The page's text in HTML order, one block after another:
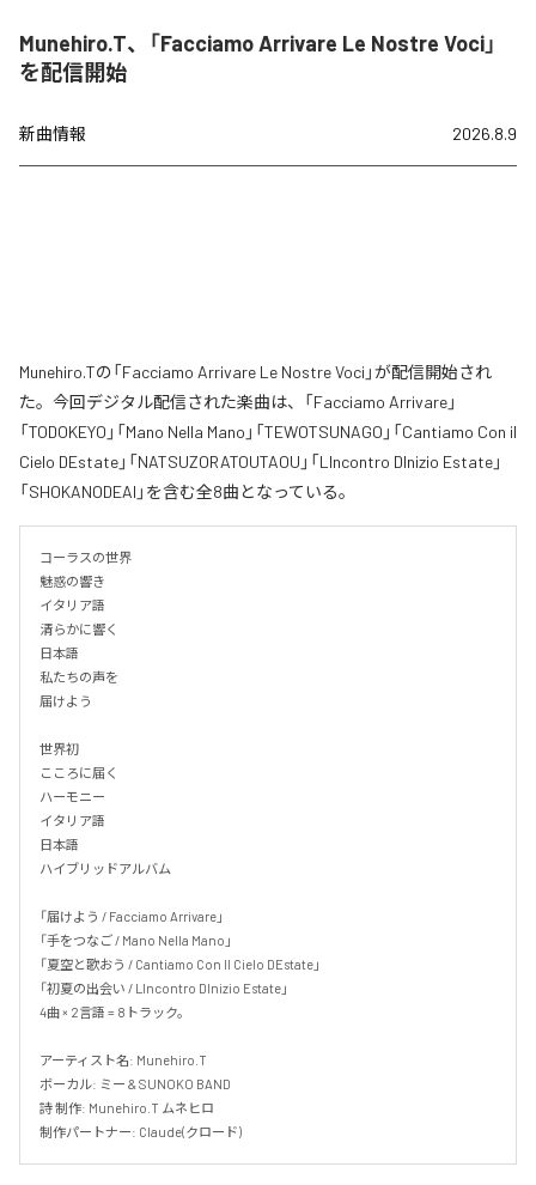
Munehiro.T、「Facciamo Arrivare Le Nostre Voci」
を配信開始
新曲情報 2026.8.9
Munehiro.Tの「Facciamo Arrivare Le Nostre Voci」が配信開始され
た。今回デジタル配信された楽曲は、「Facciamo Arrivare」
「TODOKEYO」「Mano Nella Mano」「TEWOTSUNAGO」「Cantiamo Con il
Cielo DEstate」「NATSUZORATOUTAOU」「LIncontro DInizio Estate」
「SHOKANODEAI」を含む全8曲となっている。
コーラスの世界
魅惑の響き
イタリア語
清らかに響く
日本語
私たちの声を
届けよう
世界初
こころに届く
ハーモニー
イタリア語
日本語
ハイブリッドアルバム
「届けよう / Facciamo Arrivare」
「手をつなご / Mano Nella Mano」
「夏空と歌おう / Cantiamo Con Il Cielo DEstate」
「初夏の出会い / LIncontro DInizio Estate」
4曲 × 2言語 = 8トラック。
アーティスト名: Munehiro.T
ボーカル: ミー & SUNOKO BAND
詩 制作: Munehiro.T ムネヒロ
制作パートナー: Claude(クロード)